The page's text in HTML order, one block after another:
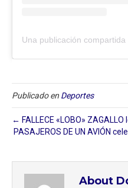
Publicado en Deportes
← FALLECE «LOBO»
PASAJEROS DE UN AVIÓN
About